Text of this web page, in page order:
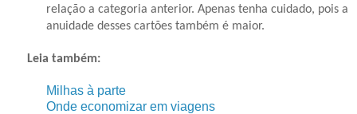
relação a categoria anterior. Apenas tenha cuidado, pois a
anuidade desses cartões também é maior.
Leia também:
Milhas à parte
Onde economizar em viagens